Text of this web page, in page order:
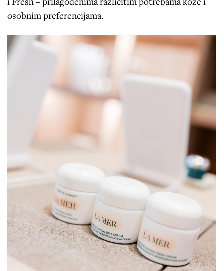
osobnim preferencijama.